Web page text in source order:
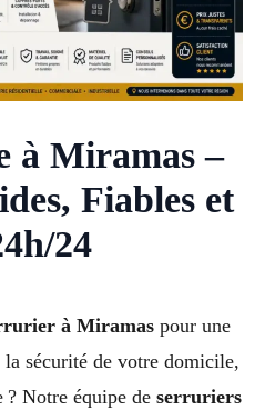
à Miramas –
Fiables et
24
à Miramas pour une
sécurité de votre domicile,
? Notre équipe de serruriers